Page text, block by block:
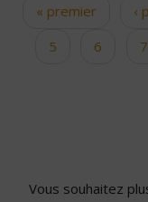
Pages« premier ‹
5
6 7
Vous souhaitez